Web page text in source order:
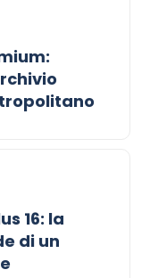
16: la
di un